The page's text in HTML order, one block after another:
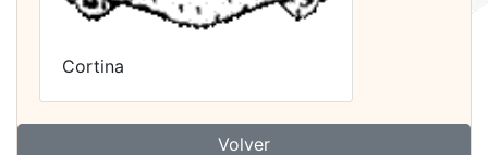
Cortina
Volver